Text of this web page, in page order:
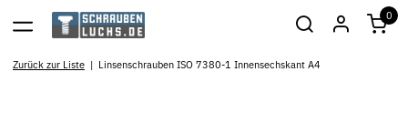
0
Zurück zur Liste Linsenschrauben ISO 7380-1 Innensechskant A4